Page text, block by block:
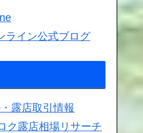
ライン公式ブログ
露店取引情報
ク露店相場リサーチ